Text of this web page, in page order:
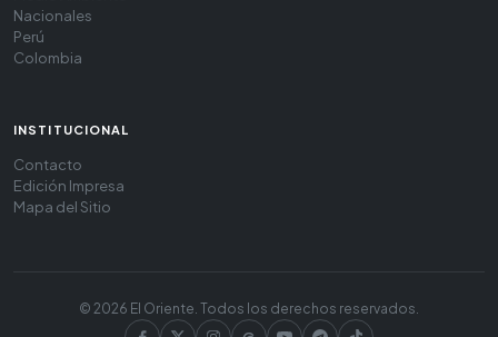
Nacionales
Perú
Colombia
INSTITUCIONAL
Contacto
Edición Impresa
Mapa del Sitio
© 2026 El Oriente. Todos los derechos reservados.